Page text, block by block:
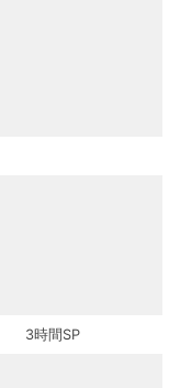
3時間SP